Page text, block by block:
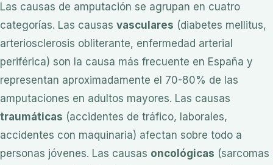
Las causas de amputación se agrupan en cuatro
categorías. Las causas vasculares (diabetes mellitus,
arteriosclerosis obliterante, enfermedad arterial
periférica) son la causa más frecuente en España y
representan aproximadamente el 70-80% de las
amputaciones en adultos mayores. Las causas
traumáticas (accidentes de tráfico, laborales,
accidentes con maquinaria) afectan sobre todo a
personas jóvenes. Las causas oncológicas (sarcomas